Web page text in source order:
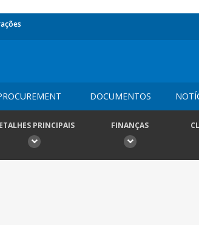
DOCUMENTOS
PRINCIPAIS FINANÇAS